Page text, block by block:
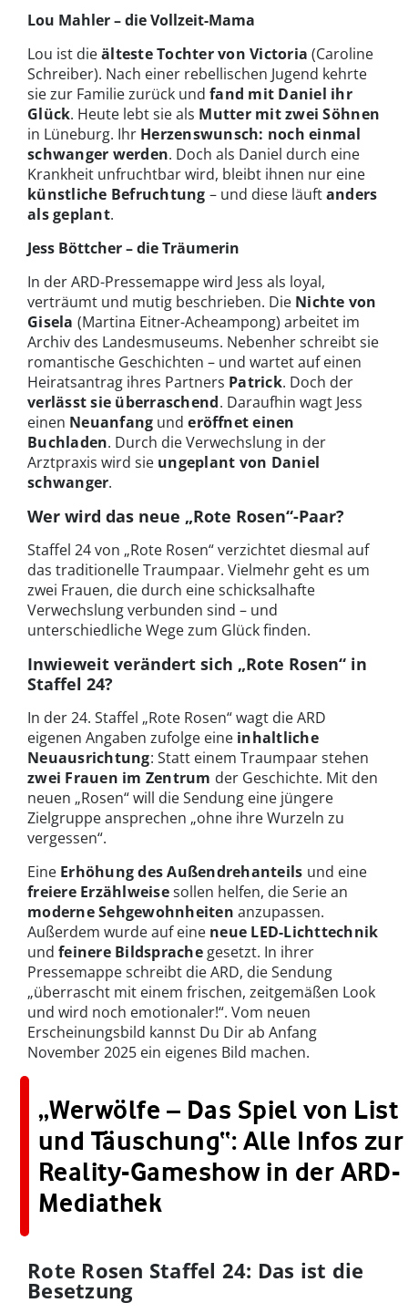
Lou Mahler – die Vollzeit-Mama
Lou ist dieälteste Tochter von Victoria (Caroline
Schreiber). Nach einer rebellischen Jugend kehrte
sie zur Familie zurück und fand mit Daniel ihr
Glück. Heute lebt sie als Mutter mit zwei Söhnen
in Lüneburg. Ihr Herzenswunsch: noch einmal
schwanger werden. Doch als Daniel durch eine
Krankheit unfruchtbar wird, bleibt ihnen nur eine
künstliche Befruchtung – und diese läuftanders
als geplant.
Jess Böttcher – die Träumerin
In der ARD-Pressemappe wird Jess als loyal,
verträumt und mutig beschrieben. Die Nichte von
Gisela (Martina Eitner-Acheampong) arbeitet im
Archiv des Landesmuseums. Nebenher schreibt sie
romantische Geschichten – und wartet auf einen
Heiratsantrag ihres Partners Patrick. Doch der
verlässt sie überraschend. Daraufhin wagt Jess
einen Neuanfang underöffnet einen
Buchladen. Durch die Verwechslung in der
Arztpraxis wird sie ungeplant von Daniel
schwanger.
Wer wird das neue „Rote Rosen“-Paar?
Staffel 24 von „Rote Rosen“ verzichtet diesmal auf
das traditionelle Traumpaar. Vielmehr geht es um
zwei Frauen, die durch eine schicksalhafte
Verwechslung verbunden sind – und
unterschiedliche Wege zum Glück finden.
Inwieweit verändert sich „Rote Rosen“ in
Staffel 24?
In der 24. Staffel „Rote Rosen“ wagt die ARD
eigenen Angaben zufolge eine inhaltliche
Neuausrichtung: Statt einem Traumpaar stehen
zwei Frauen im Zentrum der Geschichte. Mit den
neuen „Rosen“ will die Sendung eine jüngere
Zielgruppe ansprechen „ohne ihre Wurzeln zu
vergessen“.
Eine Erhöhung des Außendrehanteils und eine
freiere Erzählweisesollen helfen, die Serie an
moderne Sehgewohnheiten anzupassen.
Außerdem wurde auf eine neue LED-Lichttechnik
und feinere Bildsprachegesetzt. In ihrer
Pressemappe schreibt die ARD, die Sendung
„überrascht mit einem frischen, zeitgemäßen Look
und wird noch emotionaler!“. Vom neuen
Erscheinungsbild kannst Du Dir ab Anfang
November 2025 ein eigenes Bild machen.
„Werwölfe – Das Spiel von List
und Täuschung“: Alle Infos zur
Reality-Gameshow in der ARD-
Mediathek
Rote Rosen Staffel 24: Das ist die
Besetzung